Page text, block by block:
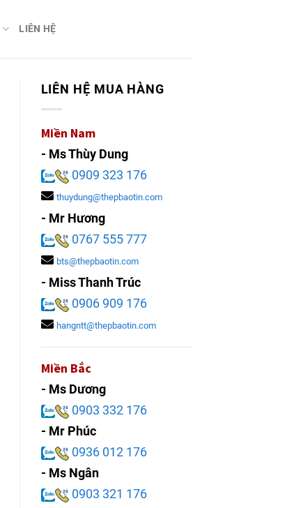
LIÊN HỆ
LIÊN HỆ MUA HÀNG
Miền Nam
- Ms Thùy Dung
0909 323 176
thuydung@thepbaotin.com
- Mr Hương
0767 555 777
bts@thepbaotin.com
- Miss Thanh Trúc
0906 909 176
hangntt@thepbaotin.com
Miền Bắc
- Ms Dương
0903 332 176
- Mr Phúc
0936 012 176
- Ms Ngân
0903 321 176